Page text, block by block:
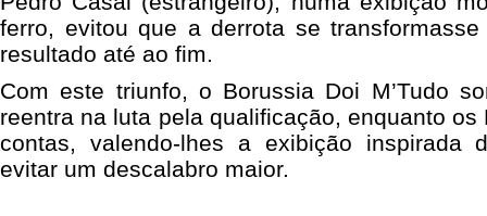
ferro, evitou que a derrota se
resultado até ao fim.
Com este triunfo, o Borussia Doi M’Tudo
reentra na luta pela qualificação, enquanto
contas, valendo-lhes a exibição inspirada
evitar um descalabro maior.